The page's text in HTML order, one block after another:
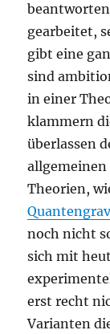
gearbeitet,
gibt eine
sind
in einer
klammern
überlassen
Theorien,
noch nicht
sich mit
erst recht
Varianten